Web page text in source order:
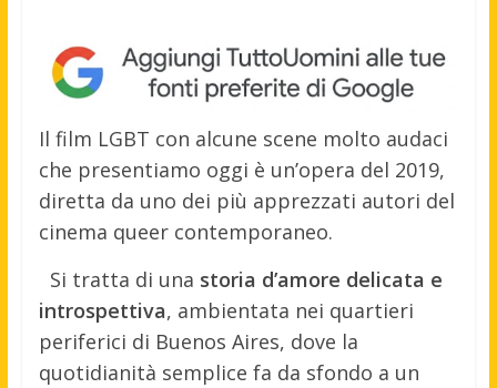
Il film LGBT con alcune scene molto audaci
che presentiamo oggi è un’opera del 2019,
diretta da uno dei più apprezzati autori del
cinema queer contemporaneo.
Si tratta di una storia d’amore delicata e
introspettiva, ambientata nei quartieri
periferici di Buenos Aires, dove la
quotidianità semplice fa da sfondo a un